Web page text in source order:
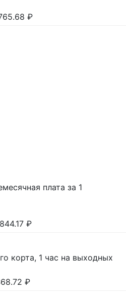
₽
плата за 1
₽
корта, 1 час на выходных
₽